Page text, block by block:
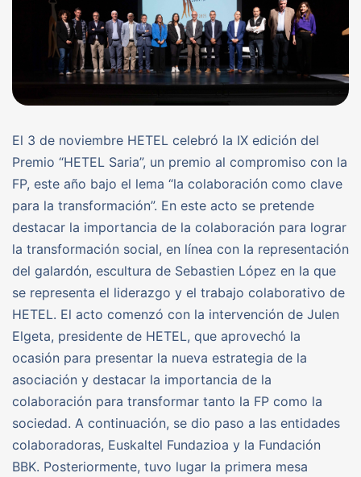
El 3 de noviembre HETEL celebró la IX edición del
Premio “HETEL Saria”, un premio al compromiso con la
FP, este año bajo el lema “la colaboración como clave
para la transformación”. En este acto se pretende
destacar la importancia de la colaboración para lograr
la transformación social, en línea con la representación
del galardón, escultura de Sebastien López en la que
se representa el liderazgo y el trabajo colaborativo de
HETEL. El acto comenzó con la intervención de Julen
Elgeta, presidente de HETEL, que aprovechó la
ocasión para presentar la nueva estrategia de la
asociación y destacar la importancia de la
colaboración para transformar tanto la FP como la
sociedad. A continuación, se dio paso a las entidades
colaboradoras, Euskaltel Fundazioa y la Fundación
BBK. Posteriormente, tuvo lugar la primera mesa